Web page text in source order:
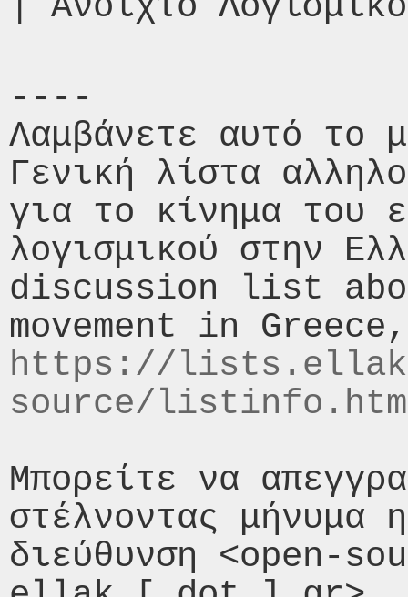
----
Λαμβάνετε αυτό το
Γενική λίστα
για το κίνημα του
λογισμικού στην
discussion list
https://
source/
Μπορείτε να
στέλνοντας μήνυμα
διεύθυνση <open-